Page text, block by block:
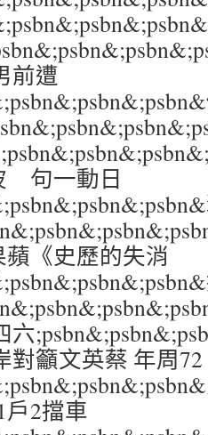
前遭
句一動日
《史歷的失消
對籲文英蔡 年周72
2擋車